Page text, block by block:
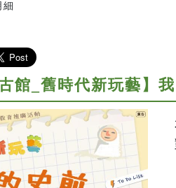
古館_舊時代新玩藝】